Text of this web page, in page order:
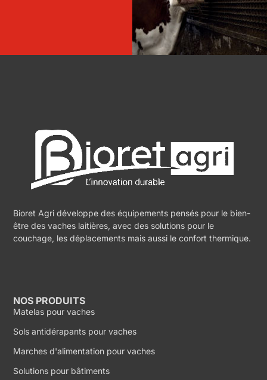
Bioret Agri développe des équipements pensés pour le bien-
être des vaches laitières, avec des solutions pour le
couchage, les déplacements mais aussi le confort thermique.
NOS PRODUITS
Matelas pour vaches
Sols antidérapants pour vaches
Marches d'alimentation pour vaches
Solutions pour bâtiments